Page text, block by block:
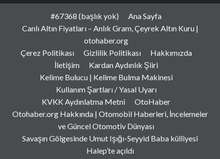
#67368 (başlık yok)
Ana Sayfa
Canlı Altın Fiyatları – Anlık Gram, Çeyrek Altın Kuru |
otohaber.org
Çerez Politikası
Gizlilik Politikası
Hakkımızda
İletişim
Kardan Aydınlık Şiiri
Kelime Bulucu | Kelime Bulma Makinesi
Kullanım Şartları / Yasal Uyarı
KVKK Aydınlatma Metni
OtoHaber
Otohaber.org Hakkında | Otomobil Haberleri, İncelemeler
ve Güncel Otomotiv Dünyası
Savaşın Gölgesinde Umut Işığı-Seyyid Baba külliyesi
Halep’te açıldı